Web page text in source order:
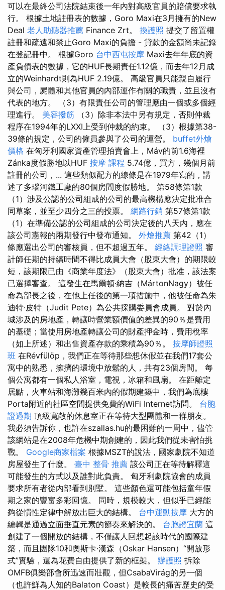
可以在最終公司法院結束後一年內對高級官員的賠償要求執
行。 根據土地註冊表的數據，Goro Maxi在3月擁有的New
Deal 老人助聽器推薦 Finance Zrt。 換護照 提交了留置權
註冊和疏遠和禁止Goro Maxi的負擔 - 貸款的金額尚未記錄
在登記冊中。 根據Goro 台中西屯按摩 Maxi去年年底的資
產負債表的數據，它的HUF長期責任1.12億，而去年12月成
立的Weinhardt則為HUF 2.19億。 高級官員只能親自履行
與公司，屍體和其他官員的內部運作有關的職責，並且沒有
代表的地方。 （3）有限責任公司的管理應由一個或多個經
理進行。 美容撥筋 （3）除非本法中另有規定，否則仲裁
程序在1994年的LXXI上受到仲裁的約束。 （3）根據第38-
39條的規定，公司的僱員參與了公司的運營。 buffet外燴
價格 在匈牙利國家資產管理拍賣會上，Máv的前1.6海裡
Zánka度假勝地以HUF 按摩 課程 5.74億，買方，幾個月前
註冊的公司，... 這些類似配方的線條是在1979年寫的，講
述了多瑙河鐵工廠的80個房間度假勝地。 第58條第1款
（1）涉及公認的公司組成的公司的最高機構應決定批准合
同草案，並至少四分之三的投票。 網路行銷 第57條第1款
（1）在準備公認的公司組成的公司決定後的八天內，應在
該公司憲報的兩期發行中發布通知。 外燴推薦 第42（1）
條應選出公司的審核員，但不超過五年。 經絡調理證照 審
計師任期的持續時間不得比成員大會（股東大會）的期限較
短，該期限已由《商業年度法》（股東大會）批准，該法案
已選擇審查。 這發生在馬爾頓·納吉（MártonNagy）被任
命為部長之後，在他上任後的第一項措施中，他被任命為朱
迪特·皮特（Judit Pete）為公共採購委員會成員。 對於內
城涉及的房地產，轉讓時營業額價值的差異的90％是費用
的基礎；當使用房地產轉讓公司的財產押金時，費用稅率
（如上所述）和出售資產存款的乘積為90％。 按摩師證照
班 在Révfülöp，我們正在等待那些想休假並在我們17套公
寓中的熟悉，擁擠的環境中放鬆的人，共有23個房間。 每
個公寓都有一個私人浴室，電視，冰箱和風扇。 在距離定
居點，火車站和海灘幾百米內的假期建築中，我們為底樓
Porta附近的社區空間提供免費的WiFi Internet訪問。 台胞
證過期 頂級寬敞的休息室正在等待大型團體和一群朋友。
我必須告訴你，也許在szallas.hu的最困難的一周中，儘管
該網站是在2008年危機中期創建的，因此我們從未害怕挑
戰。 Google商家檔案 根據MSZT的說法，國家劇院不知道
房屋發生了什麼。 臺中 整骨 推薦 該公司正在等待解釋這
可能發生的方式以及誰對此負責。 匈牙利劇院協會的成員
要求所有者從內部看到別墅。 這些顏色還可能包括童年假
期之家的豐富多彩回憶。 同時，規模較大，但似乎已經能
夠從慣性定律中解放出巨大的結構。 台中運動按摩 大方的
編輯是通過立面垂直元素的節奏來解決的。 台胞證宜蘭 這
創建了一個開放的結構，不僅讓人回想起該時代的國際建
築，而且團隊10和奧斯卡·漢森（Oskar Hansen）“開放形
式”實驗，還為花費自由提供了新的框架。 辦護照 拆除
OMFB俱樂部會所迅速而壯觀，但CsabaVirág的另一個
（也許鮮為人知的Balaton Coast）是較長的痛苦歷史的受